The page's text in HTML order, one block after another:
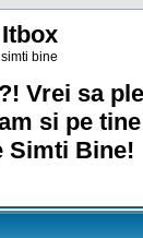
bine
Vrei sa
si pe
Simti Bine!